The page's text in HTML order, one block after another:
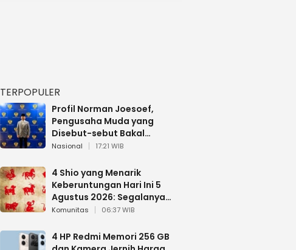
TERPOPULER
Profil Norman Joesoef,
Pengusaha Muda yang
Disebut-sebut Bakal
Dilantik Jadi Wamenhan RI
Nasional 17:21 WIB
4 Shio yang Menarik
Keberuntungan Hari Ini 5
Agustus 2026: Segalanya
Berjalan Lancar
Komunitas 06:37 WIB
4 HP Redmi Memori 256 GB